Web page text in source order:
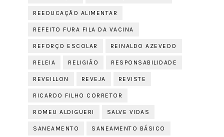
REEDUCAÇÃO ALIMENTAR
REFEITO FURA FILA DA VACINA
REFORÇO ESCOLAR REINALDO AZEVEDO
RELEIA RELIGIÃO RESPONSABILIDADE
REVEILLON REVEJA REVISTE
RICARDO FILHO CORRETOR
ROMEU ALDIGUERI SALVE VIDAS
SANEAMENTO SANEAMENTO BÁSICO